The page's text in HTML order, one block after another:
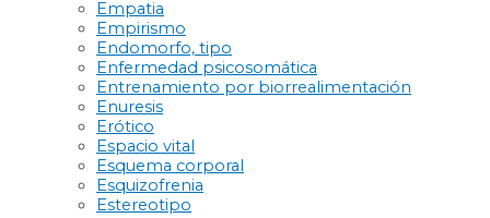
Empatia
Empirismo
Endomorfo, tipo
Enfermedad psicosomática
Entrenamiento por biorrealimentación
Enuresis
Erótico
Espacio vital
Esquema corporal
Esquizofrenia
Estereotipo